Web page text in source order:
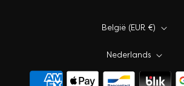
België (EUR €)
Nederlands